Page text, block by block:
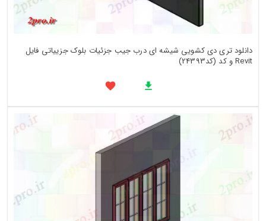
دانلود تری دی کشویی شیشه ای درب جیب جزئیات بلوک جزییاتی فایل
Revit و کد (کد24393)